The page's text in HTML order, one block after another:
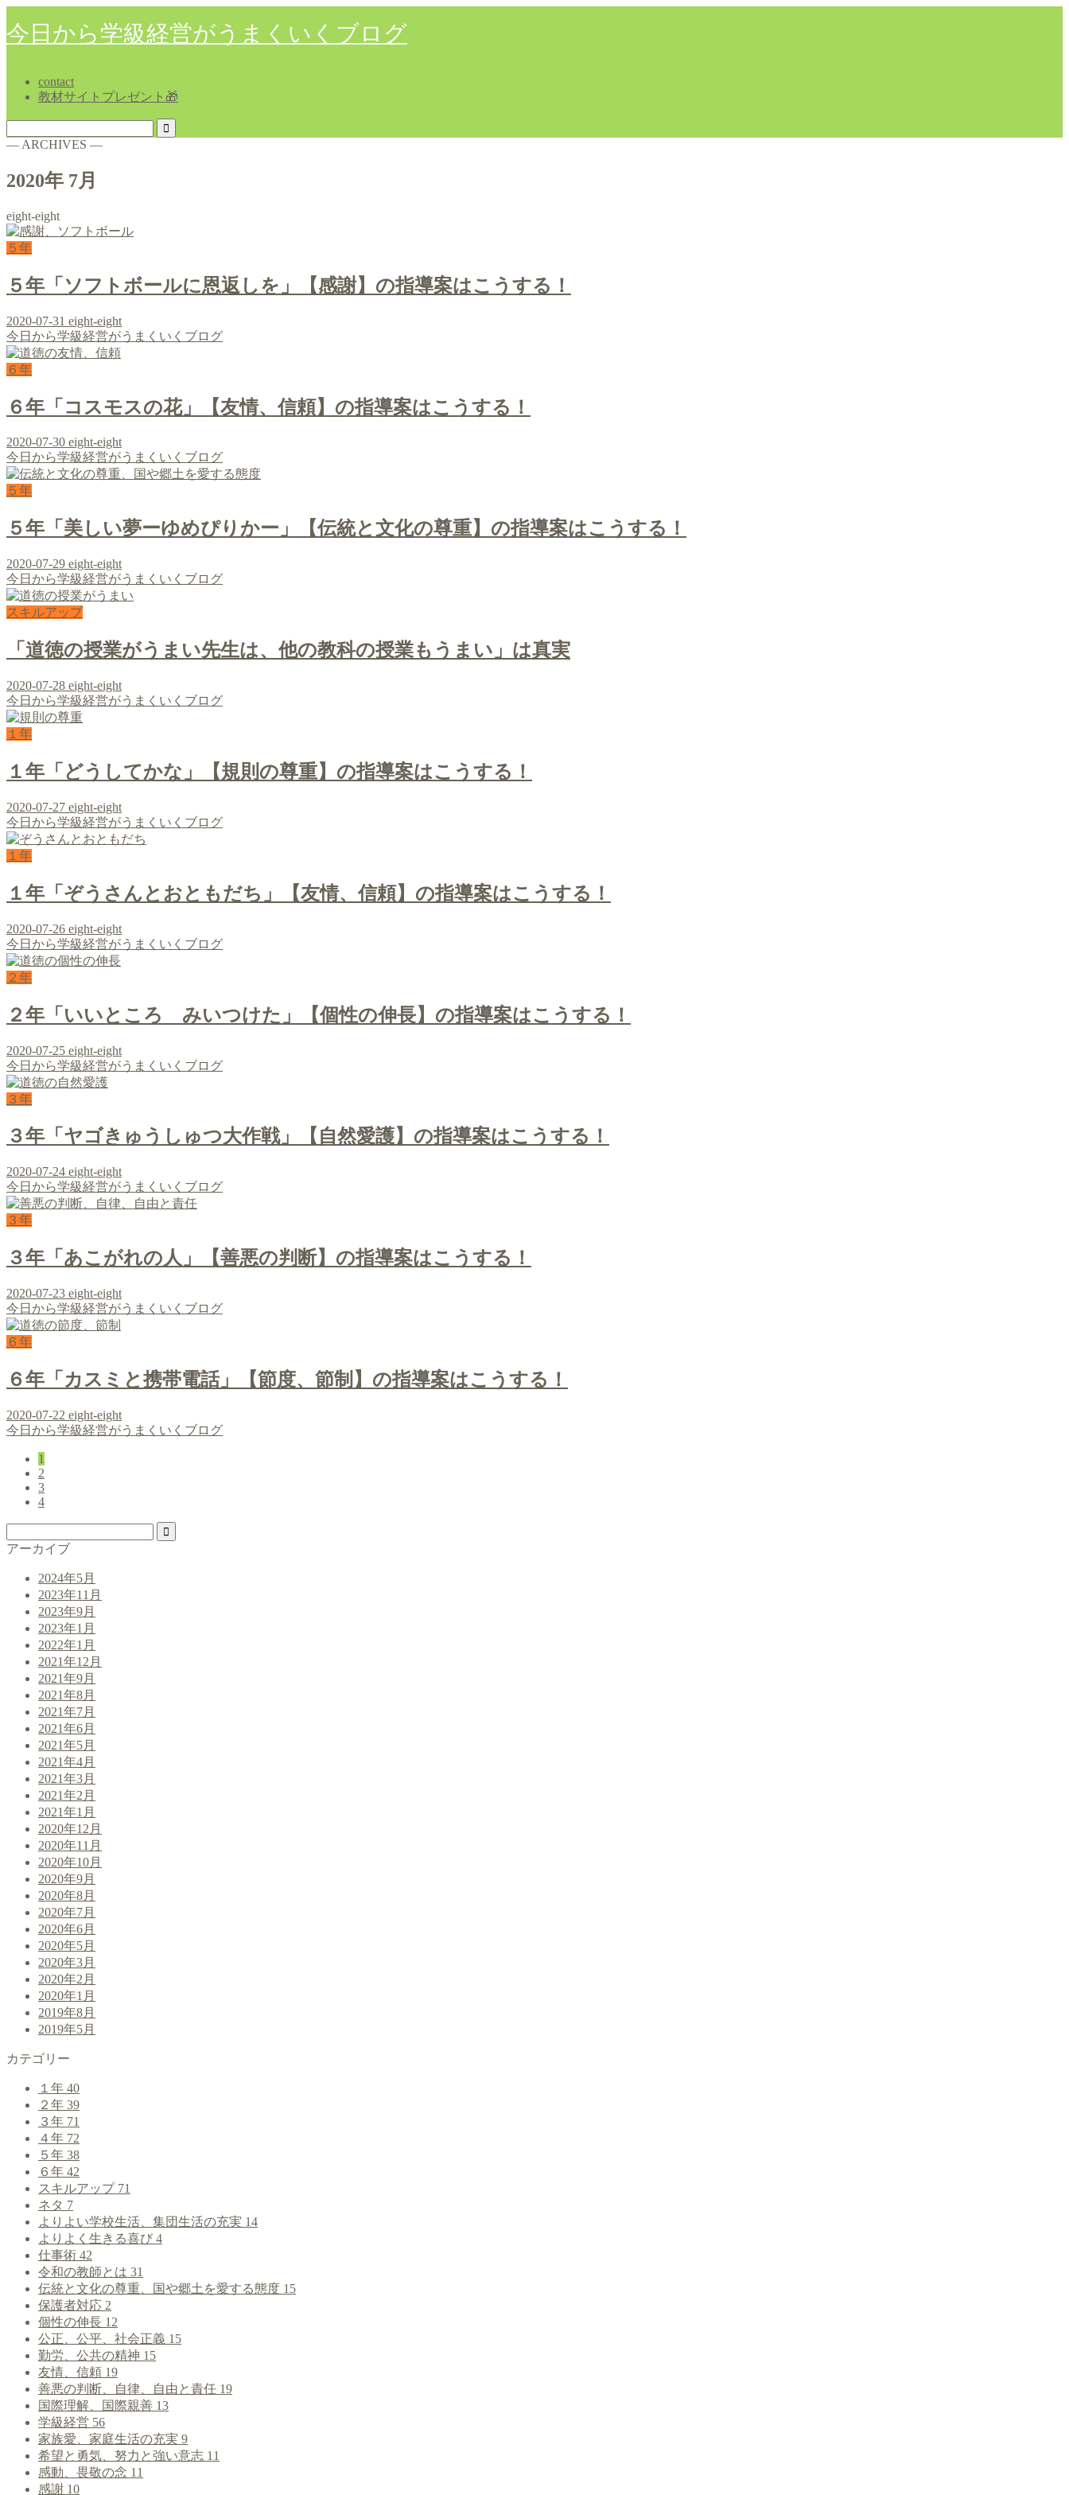
今日から学級経営がうまくいくブログ
contact
教材サイトプレゼント🎁
― ARCHIVES ―
2020年 7月
eight-eight
５年
５年「ソフトボールに恩返しを」【感謝】の指導案はこうする！
2020-07-31 eight-eight
今日から学級経営がうまくいくブログ
６年
６年「コスモスの花」【友情、信頼】の指導案はこうする！
2020-07-30 eight-eight
今日から学級経営がうまくいくブログ
５年
５年「美しい夢ーゆめぴりかー」【伝統と文化の尊重】の指導案はこうする！
2020-07-29 eight-eight
今日から学級経営がうまくいくブログ
スキルアップ
「道徳の授業がうまい先生は、他の教科の授業もうまい」は真実
2020-07-28 eight-eight
今日から学級経営がうまくいくブログ
１年
１年「どうしてかな」【規則の尊重】の指導案はこうする！
2020-07-27 eight-eight
今日から学級経営がうまくいくブログ
１年
１年「ぞうさんとおともだち」【友情、信頼】の指導案はこうする！
2020-07-26 eight-eight
今日から学級経営がうまくいくブログ
２年
２年「いいところ みいつけた」【個性の伸長】の指導案はこうする！
2020-07-25 eight-eight
今日から学級経営がうまくいくブログ
３年
３年「ヤゴきゅうしゅつ大作戦」【自然愛護】の指導案はこうする！
2020-07-24 eight-eight
今日から学級経営がうまくいくブログ
３年
３年「あこがれの人」【善悪の判断】の指導案はこうする！
2020-07-23 eight-eight
今日から学級経営がうまくいくブログ
６年
６年「カスミと携帯電話」【節度、節制】の指導案はこうする！
2020-07-22 eight-eight
今日から学級経営がうまくいくブログ
1
2
3
4
アーカイブ
2024年5月
2023年11月
2023年9月
2023年1月
2022年1月
2021年12月
2021年9月
2021年8月
2021年7月
2021年6月
2021年5月
2021年4月
2021年3月
2021年2月
2021年1月
2020年12月
2020年11月
2020年10月
2020年9月
2020年8月
2020年7月
2020年6月
2020年5月
2020年3月
2020年2月
2020年1月
2019年8月
2019年5月
カテゴリー
１年 40
２年 39
３年 71
４年 72
５年 38
６年 42
スキルアップ 71
ネタ 7
よりよい学校生活、集団生活の充実 14
よりよく生きる喜び 4
仕事術 42
令和の教師とは 31
伝統と文化の尊重、国や郷土を愛する態度 15
保護者対応 2
個性の伸長 12
公正、公平、社会正義 15
勤労、公共の精神 15
友情、信頼 19
善悪の判断、自律、自由と責任 19
国際理解、国際親善 13
学級経営 56
家族愛、家庭生活の充実 9
希望と勇気、努力と強い意志 11
感動、畏敬の念 11
感謝 10